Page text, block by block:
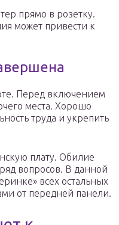
прямо в розетку.
может привести к
Перед включением
места. Хорошо
труда и укрепить
плату. Обилие
вопросов. В данной
всех остальных
от передней панели.